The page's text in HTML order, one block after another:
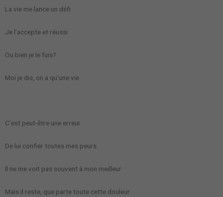
La vie me lance un défi
Je l’accepte et réussi
Ou bien je le fuis?
Moi je dis, on a qu’une vie
C’est peut-être une erreur
De lui confier toutes mes peurs
Il ne me voit pas souvent à mon meilleur
Mais il reste, que parte toute cette douleur